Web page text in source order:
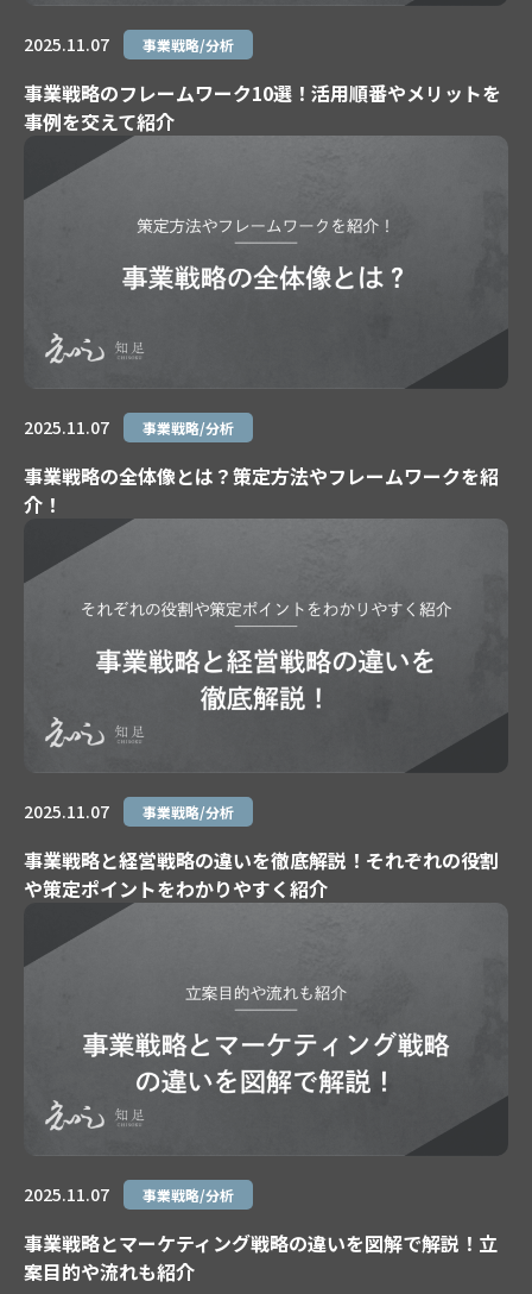
2025.11.07 事業戦略/分析
事業戦略のフレームワーク10選！活用順番やメリットを
事例を交えて紹介
2025.11.07 事業戦略/分析
事業戦略の全体像とは？策定方法やフレームワークを紹
介！
2025.11.07 事業戦略/分析
事業戦略と経営戦略の違いを徹底解説！それぞれの役割
や策定ポイントをわかりやすく紹介
2025.11.07 事業戦略/分析
事業戦略とマーケティング戦略の違いを図解で解説！立
案目的や流れも紹介